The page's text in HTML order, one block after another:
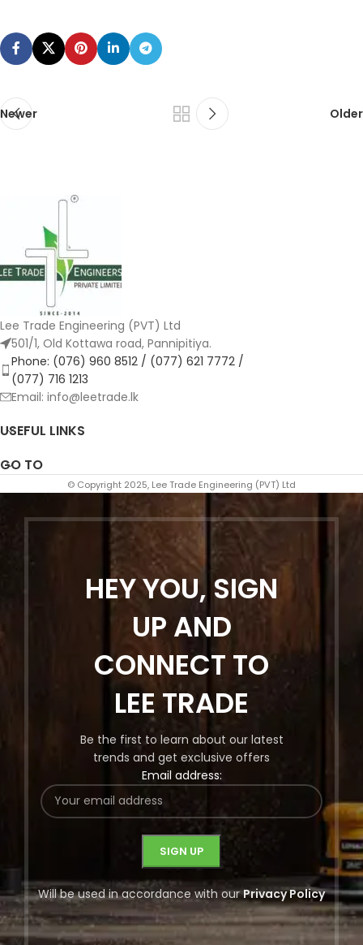
Newer Older
Lee Trade Engineering (PVT) Ltd
501/1, Old Kottawa road, Pannipitiya.
Phone: (076) 960 8512 / (077) 621 7772 /
(077) 716 1213
Email: info@leetrade.lk
USEFUL LINKS
GO TO
© Copyright 2025, Lee Trade Engineering (PVT) Ltd
HEY YOU, SIGN
UP AND
CONNECT TO
LEE TRADE
Be the first to learn about our latest
trends and get exclusive offers
Email address:
Will be used in accordance with ourPrivacy Policy